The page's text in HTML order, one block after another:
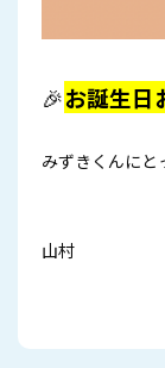
🎉お誕生日
みずきくんにと
山村